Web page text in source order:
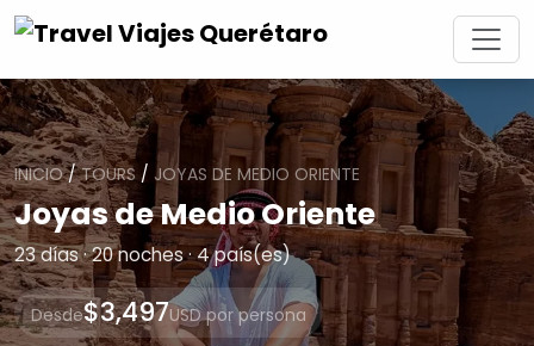
INICIO/TOURS / JOYAS DE MEDIO ORIENTE
Joyas de Medio Oriente
23 días · 20 noches · 4 país(es)
Desde$3,497USD por persona